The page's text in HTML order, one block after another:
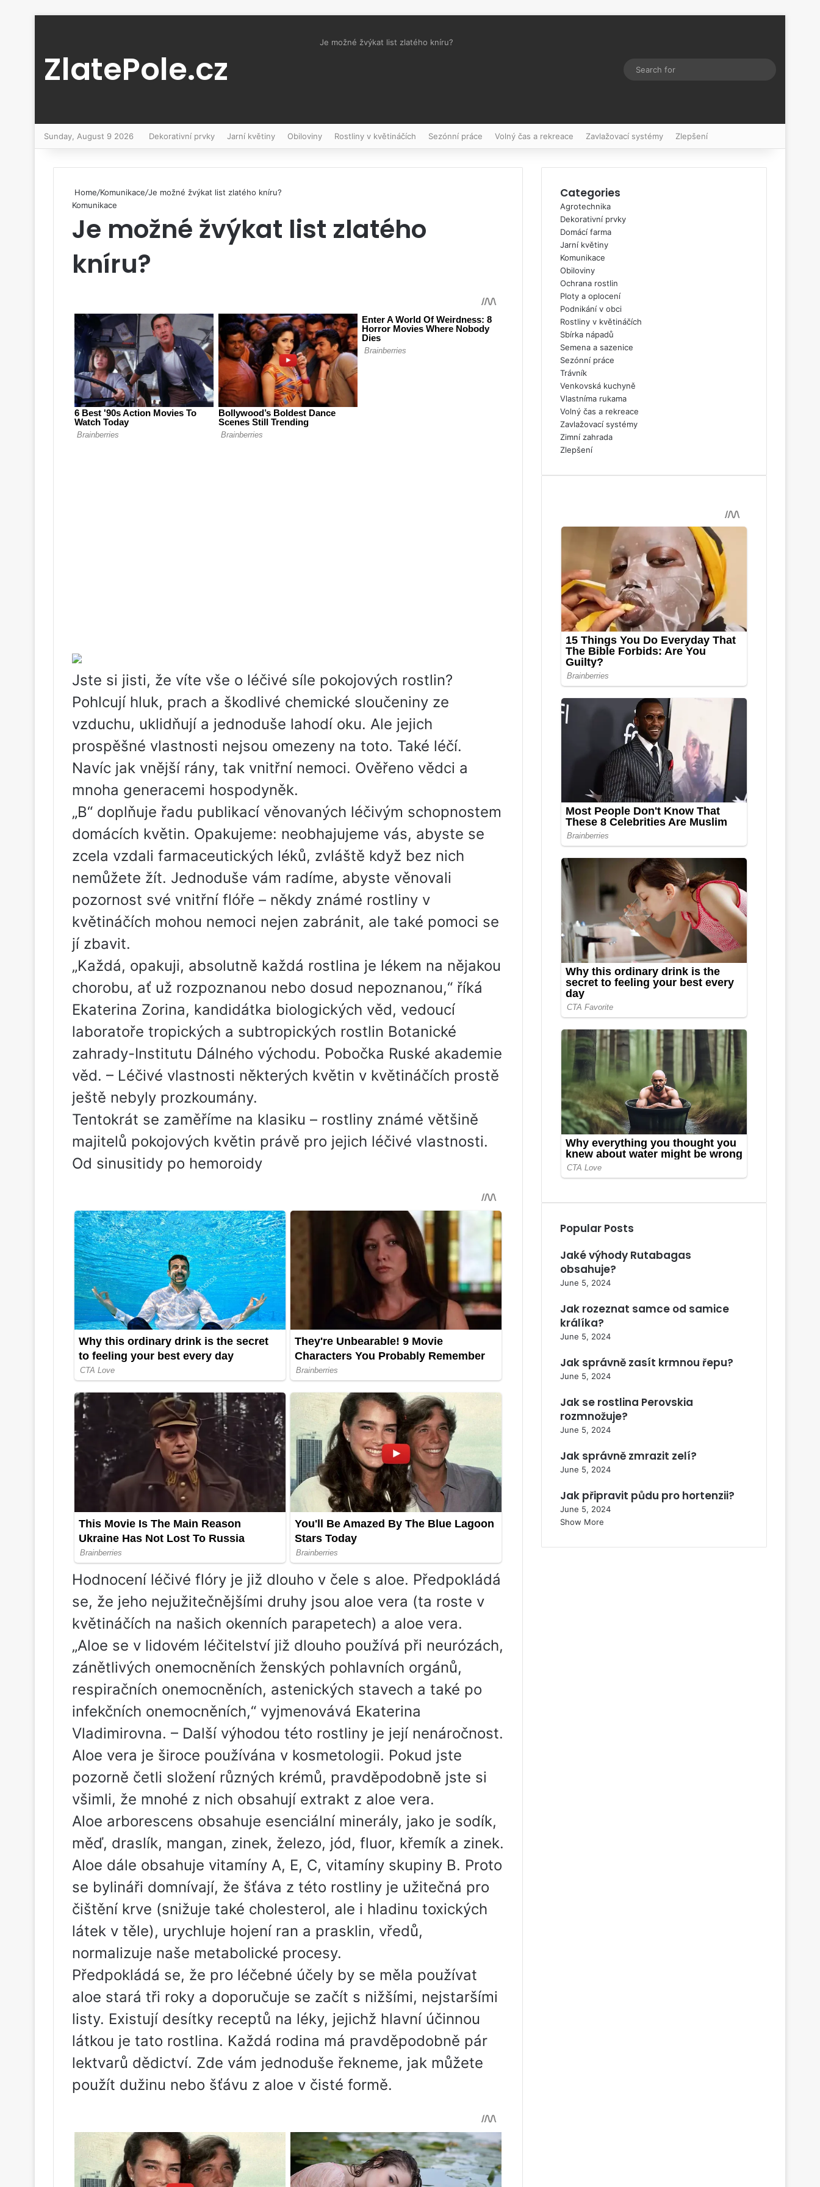
ZlatePole.cz
Je možné žvýkat list zlatého kníru?
Switch skin
Sunday, August 9 2026 Dekorativní prvky Jarní květiny Obiloviny Rostliny v květináčích Sezónní práce Volný čas a rekreace Zavlažovací systémy Zlepšení
Home/Komunikace/Je možné žvýkat list zlatého kníru?
Komunikace
Je možné žvýkat list zlatého
kníru?
Jste si jisti, že víte vše o léčivé síle pokojových rostlin?
Pohlcují hluk, prach a škodlivé chemické sloučeniny ze
vzduchu, uklidňují a jednoduše lahodí oku. Ale jejich
prospěšné vlastnosti nejsou omezeny na toto. Také léčí.
Navíc jak vnější rány, tak vnitřní nemoci. Ověřeno vědci a
mnoha generacemi hospodyněk.
„B“ doplňuje řadu publikací věnovaných léčivým schopnostem
domácích květin. Opakujeme: neobhajujeme vás, abyste se
zcela vzdali farmaceutických léků, zvláště když bez nich
nemůžete žít. Jednoduše vám radíme, abyste věnovali
pozornost své vnitřní flóře – někdy známé rostliny v
květináčích mohou nemoci nejen zabránit, ale také pomoci se
jí zbavit.
„Každá, opakuji, absolutně každá rostlina je lékem na nějakou
chorobu, ať už rozpoznanou nebo dosud nepoznanou,“ říká
Ekaterina Zorina, kandidátka biologických věd, vedoucí
laboratoře tropických a subtropických rostlin Botanické
zahrady-Institutu Dálného východu. Pobočka Ruské akademie
věd. – Léčivé vlastnosti některých květin v květináčích prostě
ještě nebyly prozkoumány.
Tentokrát se zaměříme na klasiku – rostliny známé většině
majitelů pokojových květin právě pro jejich léčivé vlastnosti.
Od sinusitidy po hemoroidy
Hodnocení léčivé flóry je již dlouho v čele s aloe. Předpokládá
se, že jeho nejužitečnějšími druhy jsou aloe vera (ta roste v
květináčích na našich okenních parapetech) a aloe vera.
„Aloe se v lidovém léčitelství již dlouho používá při neurózách,
zánětlivých onemocněních ženských pohlavních orgánů,
respiračních onemocněních, astenických stavech a také po
infekčních onemocněních,“ vyjmenovává Ekaterina
Vladimirovna. – Další výhodou této rostliny je její nenáročnost.
Aloe vera je široce používána v kosmetologii. Pokud jste
pozorně četli složení různých krémů, pravděpodobně jste si
všimli, že mnohé z nich obsahují extrakt z aloe vera.
Aloe arborescens obsahuje esenciální minerály, jako je sodík,
měď, draslík, mangan, zinek, železo, jód, fluor, křemík a zinek.
Aloe dále obsahuje vitamíny A, E, C, vitamíny skupiny B. Proto
se bylináři domnívají, že šťáva z této rostliny je užitečná pro
čištění krve (snižuje také cholesterol, ale i hladinu toxických
látek v těle), urychluje hojení ran a prasklin, vředů,
normalizuje naše metabolické procesy.
Předpokládá se, že pro léčebné účely by se měla používat
aloe stará tři roky a doporučuje se začít s nižšími, nejstaršími
listy. Existují desítky receptů na léky, jejichž hlavní účinnou
látkou je tato rostlina. Každá rodina má pravděpodobně pár
lektvarů dědictví. Zde vám jednoduše řekneme, jak můžete
použít dužinu nebo šťávu z aloe v čisté formě.
Categories
Agrotechnika
Dekorativní prvky
Domácí farma
Jarní květiny
Komunikace
Obiloviny
Ochrana rostlin
Ploty a oplocení
Podnikání v obci
Rostliny v květináčích
Sbírka nápadů
Semena a sazenice
Sezónní práce
Trávník
Venkovská kuchyně
Vlastníma rukama
Volný čas a rekreace
Zavlažovací systémy
Zimní zahrada
Zlepšení
Popular Posts
Jaké výhody Rutabagas
obsahuje?
June 5, 2024
Jak rozeznat samce od samice
králíka?
June 5, 2024
Jak správně zasít krmnou řepu?
June 5, 2024
Jak se rostlina Perovskia
rozmnožuje?
June 5, 2024
Jak správně zmrazit zelí?
June 5, 2024
Jak připravit půdu pro hortenzii?
June 5, 2024
Show More